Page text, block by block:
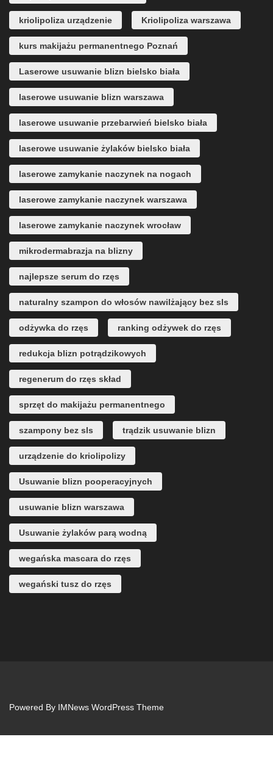
kriolipoliza urządzenie Kriolipoliza warszawa
kurs makijażu permanentnego Poznań
Laserowe usuwanie blizn bielsko biała
laserowe usuwanie blizn warszawa
laserowe usuwanie przebarwień bielsko biała
laserowe usuwanie żylaków bielsko biała
laserowe zamykanie naczynek na nogach
laserowe zamykanie naczynek warszawa
laserowe zamykanie naczynek wrocław
mikrodermabrazja na blizny
najlepsze serum do rzęs
naturalny szampon do włosów nawilżający bez sls
odżywka do rzęs ranking odżywek do rzęs
redukcja blizn potrądzikowych
regenerum do rzęs skład
sprzęt do makijażu permanentnego
szampony bez sls trądzik usuwanie blizn
urządzenie do kriolipolizy
Usuwanie blizn pooperacyjnych
usuwanie blizn warszawa
Usuwanie żylaków parą wodną
wegańska mascara do rzęs
wegański tusz do rzęs
Powered By IMNews WordPress Theme